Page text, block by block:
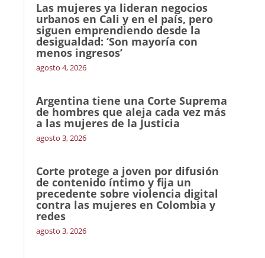
Las mujeres ya lideran negocios
urbanos en Cali y en el país, pero
siguen emprendiendo desde la
desigualdad: ‘Son mayoría con
menos ingresos’
agosto 4, 2026
Argentina tiene una Corte Suprema
de hombres que aleja cada vez más
a las mujeres de la Justicia
agosto 3, 2026
Corte protege a joven por difusión
de contenido íntimo y fija un
precedente sobre violencia digital
contra las mujeres en Colombia y
redes
agosto 3, 2026